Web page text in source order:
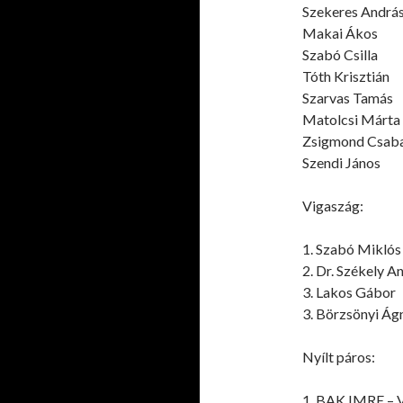
Szekeres András
Makai Ákos
Szabó Csilla
Tóth Krisztián
Szarvas Tamás
Matolcsi Márta
Zsigmond
Szendi János
Vigaszág:
1. Szabó Miklós
2. Dr. Székely
3. Lakos Gábor
3. Börzsönyi
Nyílt páros:
1. BAK IMRE –